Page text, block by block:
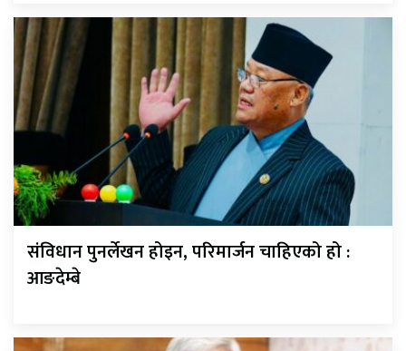
संविधान पुनर्लेखन होइन, परिमार्जन चाहिएको हो :
आङदेम्बे